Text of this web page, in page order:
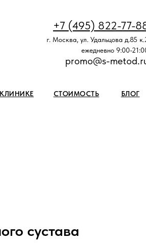
СТОИМОСТЬ БЛОГ
+7 (495) 822-77-
г. Москва, ул. Удальцова д.85
ежедневно 9:00-
promo@s-
сустава